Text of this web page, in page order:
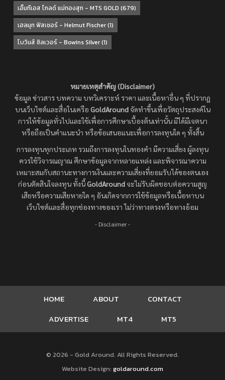
เอ็มทีเอส โกลด์ แม่ทองสุก - MTS GOLD (679)
เฮลมุท ฟิสเชอร์ - Helmut Fischer(1)
โบวินส์ ซิลเวอร์ - Bowins Silver(1)
หมายเหตุสำคัญ (Disclaimer)
ข้อมูล ข่าวสาร บทความ บทวิเคราะห์ ราคา และเนื้อหาอื่น ๆ ที่ปรากฏ
บนเว็บไซต์และสื่อในเครือ GoldAroundจัดทำขึ้นเพื่อวัตถุประสงค์ใน
การให้ข้อมูลทั่วไปและใช้เพื่อการศึกษาเบื้องต้นเท่านั้น มิได้มีเจตนา
หรือถือเป็นคำแนะนำ หรือข้อเสนอแนะเพื่อการลงทุนใด ๆ ทั้งสิ้น
การลงทุนทุกประเภท รวมถึงการลงทุนในทองคำ มีความเสี่ยง ผู้ลงทุน
ควรใช้วิจารณญาณ ศึกษาข้อมูลจากหลายแหล่ง และพิจารณาความ
เหมาะสมกับสถานะทางการเงินและความเสี่ยงที่ยอมรับได้ของตนเอง
ก่อนตัดสินใจลงทุน ทั้งนี้GoldAround จะไม่รับผิดชอบต่อความสูญ
เสียหรือความเสียหายใด ๆ อันเกิดจากการใช้ข้อมูลหรือเนื้อหาบน
เว็บไซต์และสื่อทุกช่องทางของเรา ไม่ว่าทางตรงหรือทางอ้อม
- Disclaimer -
HOME ABOUT
CONTACT
ADVERTISE
MT4 MT5
© 2026 - Gold Around. All Rights Reserved.
Website Design: goldaround.com